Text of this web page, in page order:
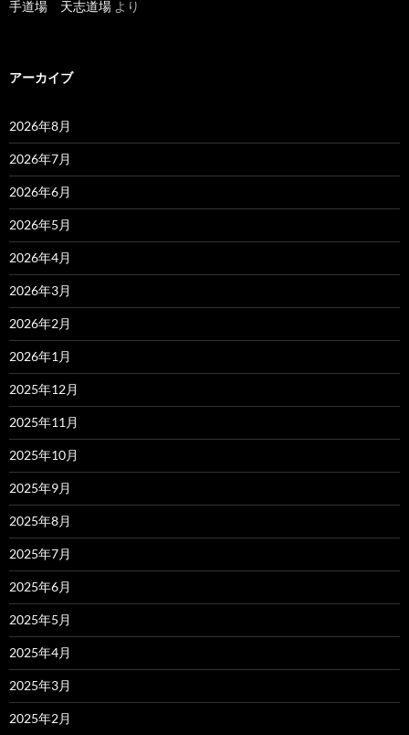
手道場 天志道場 より
アーカイブ
2026年8月
2026年7月
2026年6月
2026年5月
2026年4月
2026年3月
2026年2月
2026年1月
2025年12月
2025年11月
2025年10月
2025年9月
2025年8月
2025年7月
2025年6月
2025年5月
2025年4月
2025年3月
2025年2月